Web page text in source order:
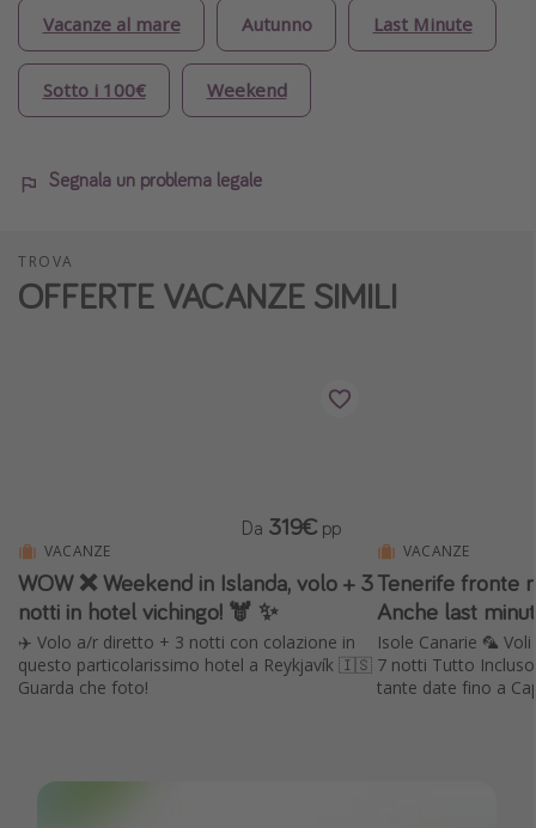
Vacanze al mare Autunno Last Minute
Sotto i 100€ Weekend
Segnala un problema legale
TROVA
OFFERTE VACANZE SIMILI
VACANZE
WOW ❌ Weekend in Islanda, volo + 3
notti in hotel vichingo! 🫎 ✨
✈️ Volo a/r diretto + 3 notti con colazione in
questo particolarissimo hotel a Reykjavík 🇮🇸
Guarda che foto!
Da 319€ pp
VACANZE
Tenerife fronte
Anche last
Isole Canarie 🦜
7 notti Tutto
tante date fino a